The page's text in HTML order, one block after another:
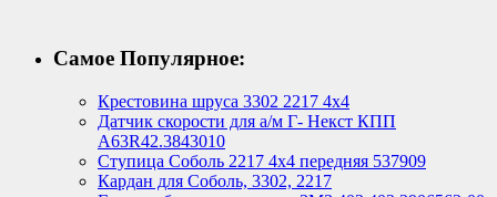
Самое Популярное:
Крестовина шруса 3302 2217 4х4
Датчик скорости для а/м Г- Некст КПП
А63R42.3843010
Ступица Соболь 2217 4х4 передняя 537909
Кардан для Соболь, 3302, 2217